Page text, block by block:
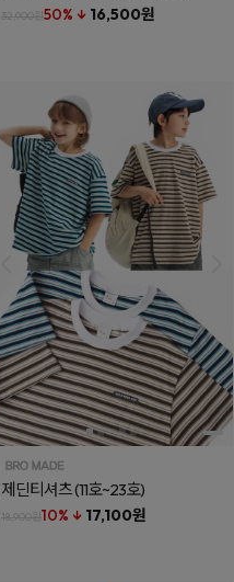
32,900원50% ↓ 16,500원
제딘티셔츠(11호~23호)
18,900원10% ↓ 17,100원